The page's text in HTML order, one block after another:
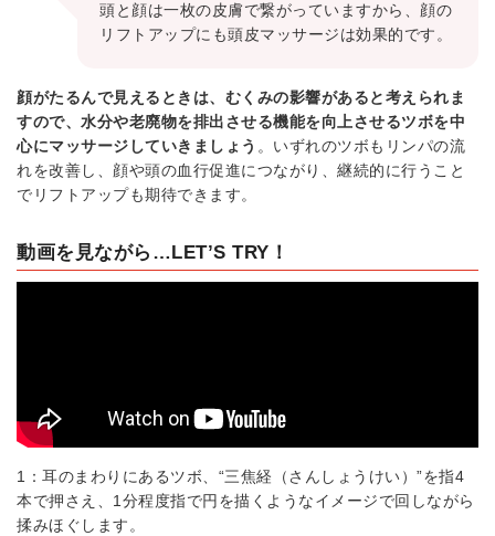
頭と顔は一枚の皮膚で繋がっていますから、顔の
リフトアップにも頭皮マッサージは効果的です。
顔がたるんで見えるときは、むくみの影響があると考えられま
すので、水分や老廃物を排出させる機能を向上させるツボを中
心にマッサージしていきましょう 。いずれのツボもリンパの流
れを改善し、顔や頭の血行促進につながり、継続的に行うこと
でリフトアップも期待できます。
動画を見ながら…LET’S TRY！
1：耳のまわりにあるツボ、“三焦経（さんしょうけい）”を指4
本で押さえ、1分程度指で円を描くようなイメージで回しながら
揉みほぐします。